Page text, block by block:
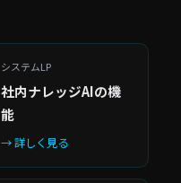
システムLP
社内ナレッジAIの機
能
→ 詳しく見る